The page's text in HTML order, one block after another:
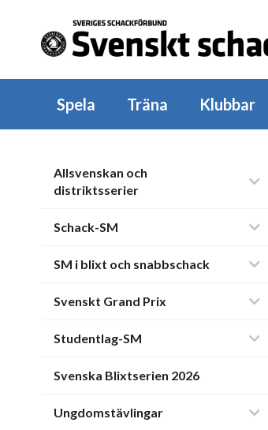
Spela Träna Klubbar
Allsvenskan och
distriktsserier
Schack-SM
SM i blixt och snabbschack
Svenskt Grand Prix
Studentlag-SM
Svenska Blixtserien 2026
Ungdomstävlingar